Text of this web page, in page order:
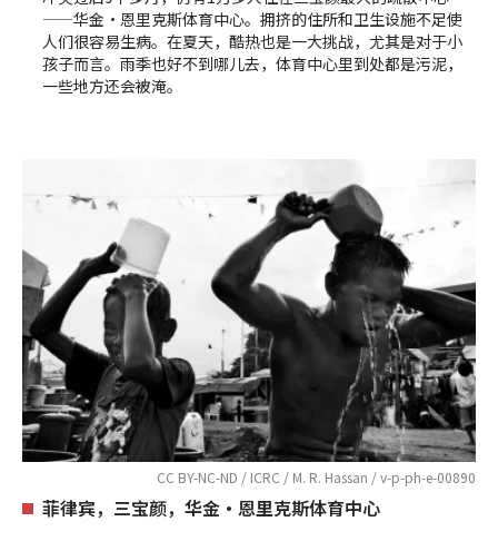
——华金•恩里克斯体育中心。拥挤的住所和卫生设施不足使
人们很容易生病。在夏天，酷热也是一大挑战，尤其是对于小
孩子而言。雨季也好不到哪儿去，体育中心里到处都是污泥，
一些地方还会被淹。
CC BY-NC-ND / ICRC / M. R. Hassan / v-p-ph-e-00890
菲律宾，三宝颜，华金•恩里克斯体育中心